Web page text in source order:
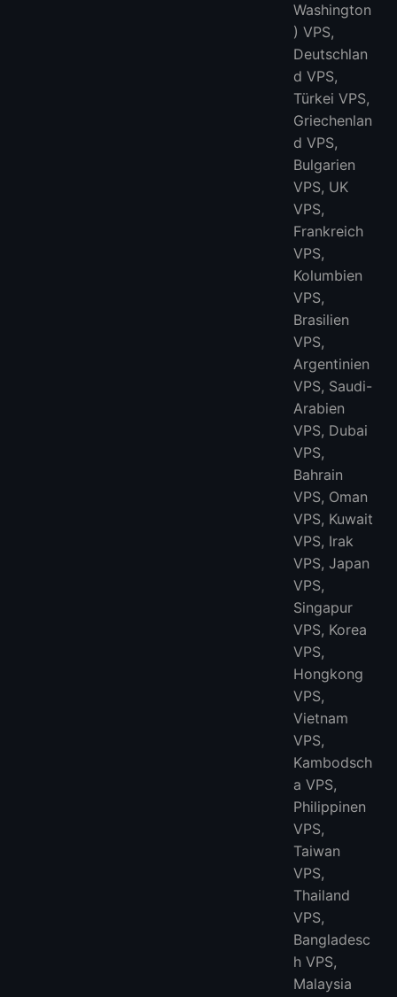
Washington
) VPS,
Deutschlan
d VPS,
Türkei VPS,
Griechenlan
d VPS,
Bulgarien
VPS, UK
VPS,
Frankreich
VPS,
Kolumbien
VPS,
Brasilien
VPS,
Argentinien
VPS, Saudi-
Arabien
VPS, Dubai
VPS,
Bahrain
VPS, Oman
VPS, Kuwait
VPS, Irak
VPS, Japan
VPS,
Singapur
VPS, Korea
VPS,
Hongkong
VPS,
Vietnam
VPS,
Kambodsch
a VPS,
Philippinen
VPS,
Taiwan
VPS,
Thailand
VPS,
Bangladesc
h VPS,
Malaysia